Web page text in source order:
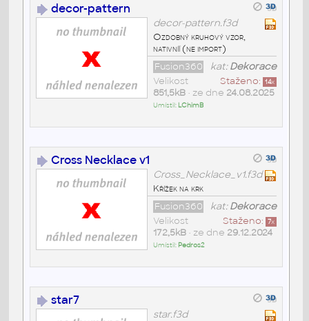
decor-pattern
decor-pattern.f3d
Ozdobný kruhový vzor,
nativníí (ne import)
kat:Dekorace
Fusion360
Staženo: 14x
Velikost
851,5kB• ze dne 24.08.2025
Umístil: LChimB
Cross Necklace v1
Cross_Necklace_v1.f3d
Křížek na krk
kat:Dekorace
Fusion360
Staženo: 7x
Velikost
172,5kB• ze dne 29.12.2024
Umístil: Pedros2
star7
star.f3d